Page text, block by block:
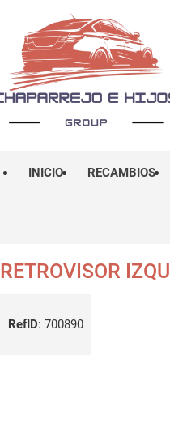
INICIO RECAMBIOS
RETROVISOR
RefID: 700890